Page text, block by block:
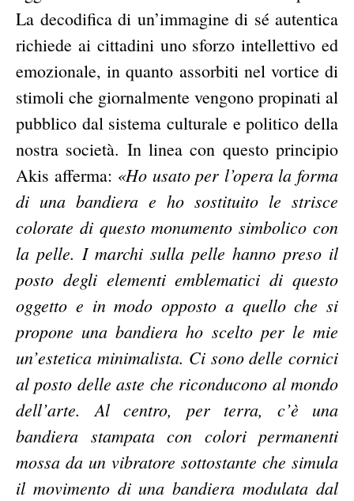
La decodifica di un’immagine di sé autentica
richiede ai cittadini uno sforzo intellettivo ed
emozionale, in quanto assorbiti nel vortice di
stimoli che giornalmente vengono propinati al
pubblico dal sistema culturale e politico della
nostra società. In linea con questo principio
Akis afferma: «Ho usato per l’opera la forma
di una bandiera e ho sostituito le strisce
colorate di questo monumento simbolico con
la pelle. I marchi sulla pelle hanno preso il
posto degli elementi emblematici di questo
oggetto e in modo opposto a quello che si
propone una bandiera ho scelto per le mie
un’estetica minimalista. Ci sono delle cornici
al posto delle aste che riconducono al mondo
dell’arte. Al centro, per terra, c’è una
bandiera stampata con colori permanenti
mossa da un vibratore sottostante che simula
il movimento di una bandiera modulata dal